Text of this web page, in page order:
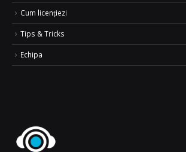
Cum licențiezi
Tips & Tricks
Echipa